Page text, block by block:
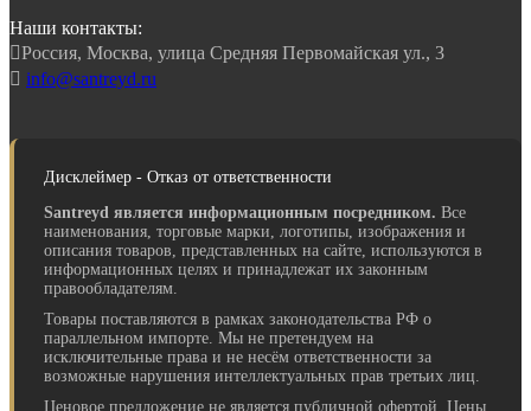
Наши контакты:
Россия, Москва, улица Средняя Первомайская ул., 3
 info@santreyd.ru
Дисклеймер - Отказ от ответственности
Santreyd является информационным посредником. Все
наименования, торговые марки, логотипы, изображения и
описания товаров, представленных на сайте, используются в
информационных целях и принадлежат их законным
правообладателям.
Товары поставляются в рамках законодательства РФ о
параллельном импорте. Мы не претендуем на
исключительные права и не несём ответственности за
возможные нарушения интеллектуальных прав третьих лиц.
Ценовое предложение не является публичной офертой. Цены